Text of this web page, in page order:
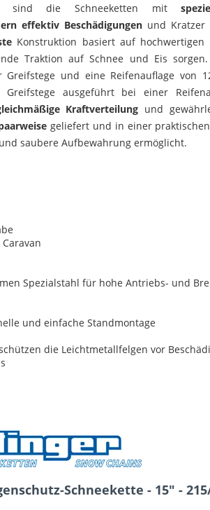
sind die Schneeketten mit
effektiv Beschädigungen und Kratzer
Konstruktion basiert auf hochwertigen
Traktion auf Schnee und Eis
und eine Reifenauflage von
ausgeführt bei einer
Kraftverteilung und
geliefert und in einer
saubere Aufbewahrung ermöglicht.
Spezialstahl für hohe Antriebs- und
und einfache Standmontage
die Leichtmetallfelgen vor
Schneekette - 15" -